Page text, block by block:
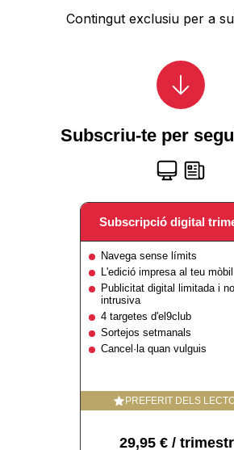
Contingut exclusiu per a